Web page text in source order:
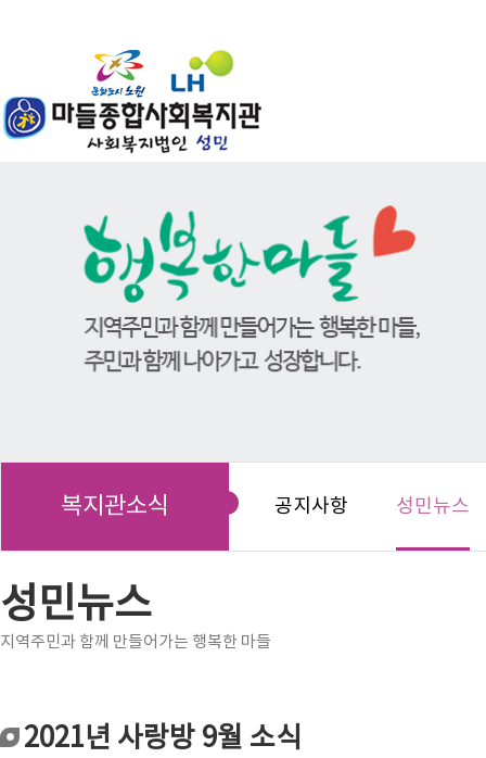
복지관소식 공지사항 성민뉴스
성민뉴스
지역주민과 함께 만들어가는 행복한 마들
2021년 사랑방 9월 소식